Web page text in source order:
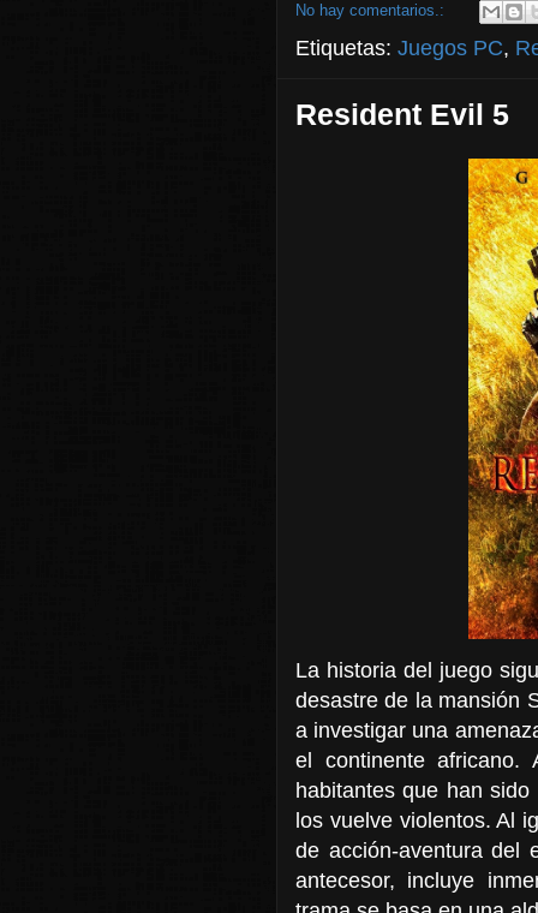
No hay comentarios.:
Etiquetas: Juegos PC,
Resident Evil 5
La historia del juego
desastre de la mansión
a investigar una
el continente
habitantes que han
los vuelve violentos. Al
de acción-aventura del
antecesor, incluye